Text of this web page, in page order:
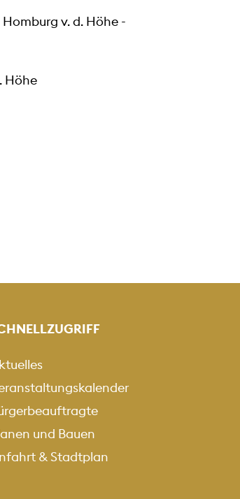
v. d. Höhe -
Höhe
und Bauen
& Stadtplan